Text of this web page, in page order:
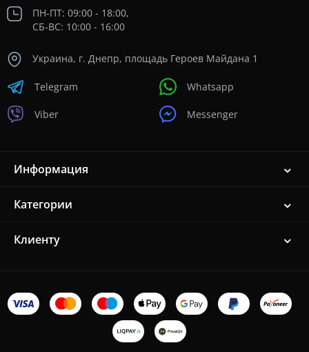
ПН-ПТ: 09:00 - 18:00,
СБ-ВС: 10:00 - 16:00
Украина, г. Днепр, площадь Героев Майдана 1
Telegram
Viber
Whatsapp
Messenger
Информация
Категории
Клиенту